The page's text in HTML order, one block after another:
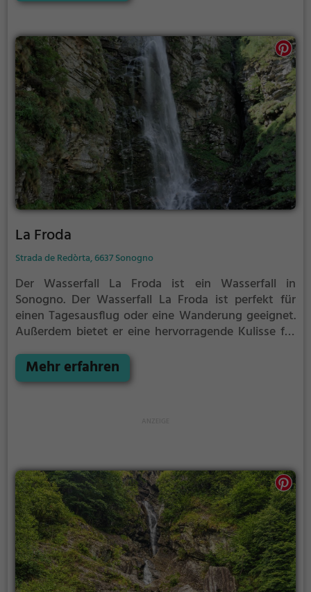
La Froda
Strada de Redòrta, 6637 Sonogno
Der Wasserfall La Froda ist ein Wasserfall in
Sonogno. Der Wasserfall La Froda ist perfekt für
einen Tagesausflug oder eine Wanderung geeignet.
Außerdem bietet er eine hervorragende Kulisse für
Mehr erfahren